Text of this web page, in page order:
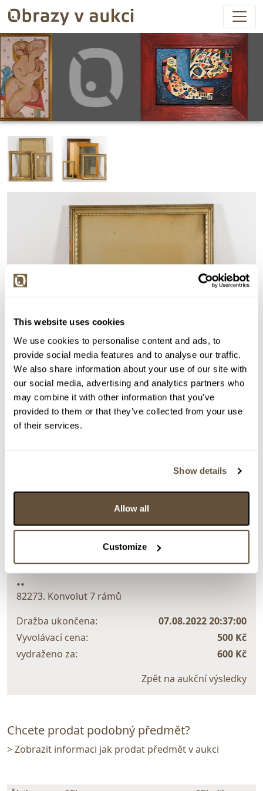
This website uses cookies
We use cookies to personalise content and ads, to
provide social media features and to analyse our traffic.
We also share information about your use of our site with
our social media, advertising and analytics partners who
may combine it with other information that you’ve
provided to them or that they’ve collected from your use
of their services.
Show details
Allow all
Customize> zpět na aukční výsledky
VYDRAŽENO
..
82273. Konvolut 7 rámů
Dražba ukončena:
07.08.2022 20:37:00
Vyvolávací cena:
500 Kč
vydraženo za:
600 Kč
Zpět na aukční výsledky
Chcete prodat podobný předmět?
> Zobrazit informaci jak prodat předmět v aukci